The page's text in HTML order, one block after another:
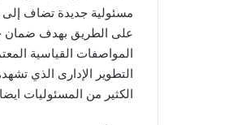
مسئولية جديدة تضاف إلى
على الطريق بهدف ضمان
المواصفات القياسية
التطوير الإدارى الذي
الكثير من المسئوليات